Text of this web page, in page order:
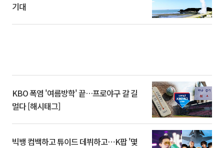
기대
KBO 폭염 '여름방학' 끝…프로야구 갈 길
멀다 [해시태그]
빅뱅 컴백하고 튜이드 데뷔하고⋯K팝 '몇